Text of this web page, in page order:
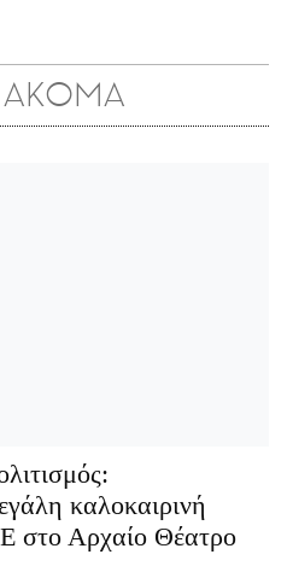
ΑΚΟΜΑ
καλοκαιρινή
στο Αρχαίο Θέατρο